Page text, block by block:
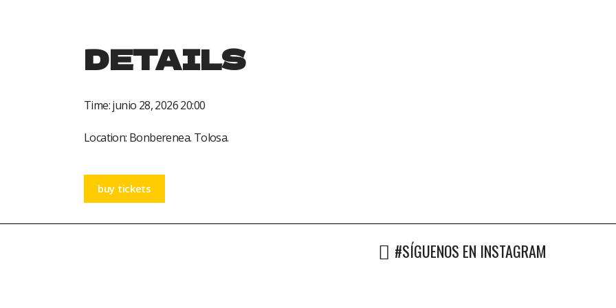
DETAILS
Time:junio 28, 2026 20:00
Location: Bonberenea. Tolosa.
buy tickets
#SÍGUENOS EN INSTAGRAM